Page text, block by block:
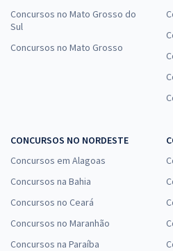
Concursos no Mato Grosso do
Sul
Concursos no Mato Grosso
CONCURSOS NO NORDESTE
Concursos em Alagoas
Concursos na Bahia
Concursos no Ceará
Concursos no Maranhão
Concursos na Paraíba